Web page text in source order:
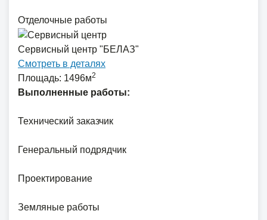
Отделочные работы
Сервисный центр "БЕЛАЗ"
Смотреть в деталях
Площадь: 1496м2
Выполненные работы:
Технический заказчик
Генеральный подрядчик
Проектирование
Земляные работы